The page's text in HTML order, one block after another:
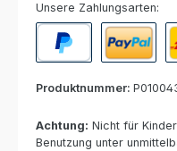
Unsere Zahlungsarten:
Produktnummer:
Achtung: Nicht für
Benutzung unter